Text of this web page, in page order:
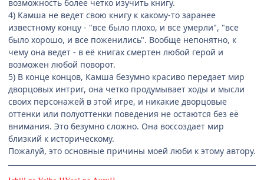
возможность более четко изучить книгу.
4) Камша не ведет свою книгу к какому-то заранее
известному концу - "все было плохо, и все умерли", "все
было хорошо, и все поженились". Вообще непонятно, к
чему она ведет - в её книгах смертен любой герой и
возможен любой поворот.
5) В конце концов, Камша безумно красиво передает мир
дворцовых интриг, она четко продумывает ходы и мысли
своих персонажей в этой игре, и никакие дворцовые
оттенки или полуоттенки поведения не остаются без её
внимания. Это безумно сложно. Она воссоздает мир
близкий к историческому.
Пожалуй, это основные причины моей люби к этому автору.